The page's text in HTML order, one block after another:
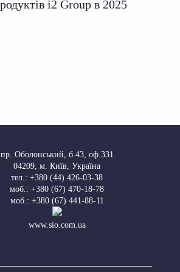
i2 Group в 2025
пр. Оболонський, б.43, оф.331
04209, м. Київ, Україна
тел.: +380 (44) 426-03-38
моб.: +380 (67) 470-18-78
моб.: +380 (67) 441-88-11
www.sio.com.ua